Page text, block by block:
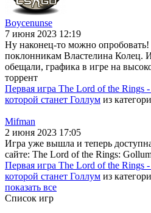
Boycenunse
7 июня 2023 12:19
Ну наконец-то можно
поклонникам Властелина Колец.
обещали, графика в игре на
торрент
Первая игра The Lord of the Rings
которой станет Голлум из
Mifman
2 июня 2023 17:05
Игра уже вышла и теперь
сайте: The Lord of the Rings:
Первая игра The Lord of the Rings
которой станет Голлум из
показать все
Список игр